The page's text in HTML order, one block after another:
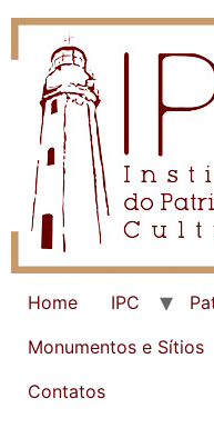
Home IPC
Monumentos e Sítios
Contatos